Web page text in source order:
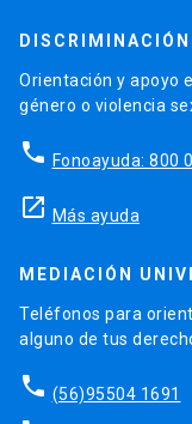
Orientación y apoyo
género o violencia
phone Fonoayuda: 800
launch Más ayuda
MEDIACIÓN
Teléfonos para
alguno de tus
phone (56)95504 1691